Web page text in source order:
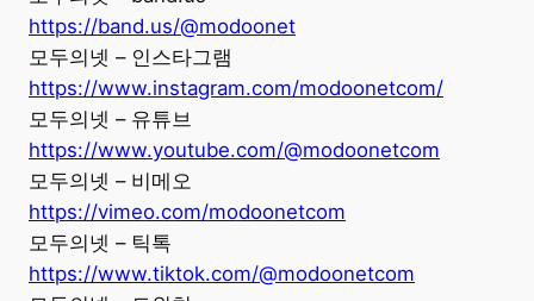
https://band.us/@modoonet
모두의넷 – 인스타그램
https://www.instagram.com/modoonetcom/
모두의넷 – 유튜브
https://www.youtube.com/@modoonetcom
모두의넷 – 비메오
https://vimeo.com/modoonetcom
모두의넷 – 틱톡
https://www.tiktok.com/@modoonetcom